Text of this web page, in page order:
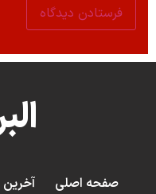
صفحه اصلی آخرین